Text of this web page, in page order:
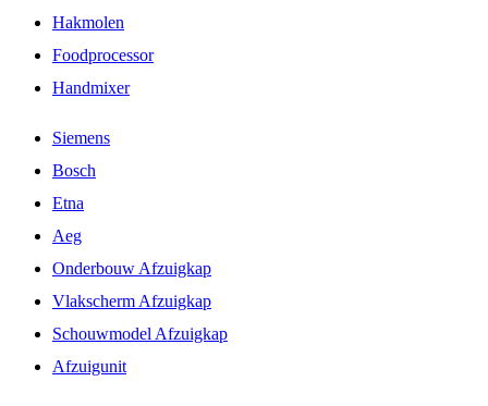
Hakmolen
Foodprocessor
Handmixer
Siemens
Bosch
Etna
Aeg
Onderbouw Afzuigkap
Vlakscherm Afzuigkap
Schouwmodel Afzuigkap
Afzuigunit